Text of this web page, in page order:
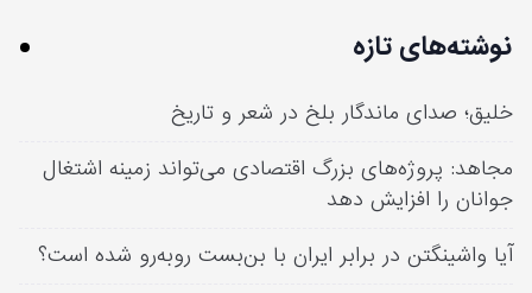
نوشته‌های تازه
خلیق؛ صدای ماندگار بلخ در شعر و تاریخ
مجاهد: پروژه‌های بزرگ اقتصادی می‌تواند زمینه اشتغال
جوانان را افزایش دهد
آیا واشینگتن در برابر ایران با بن‌بست روبه‌رو شده است؟